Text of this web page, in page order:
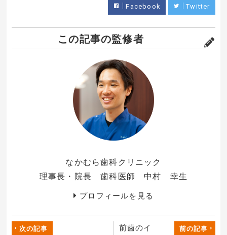
Facebook Twitter
この記事の監修者
なかむら歯科クリニック
理事長・院長 歯科医師 中村 幸生
プロフィールを見る
次の記事
前歯のイ
前の記事